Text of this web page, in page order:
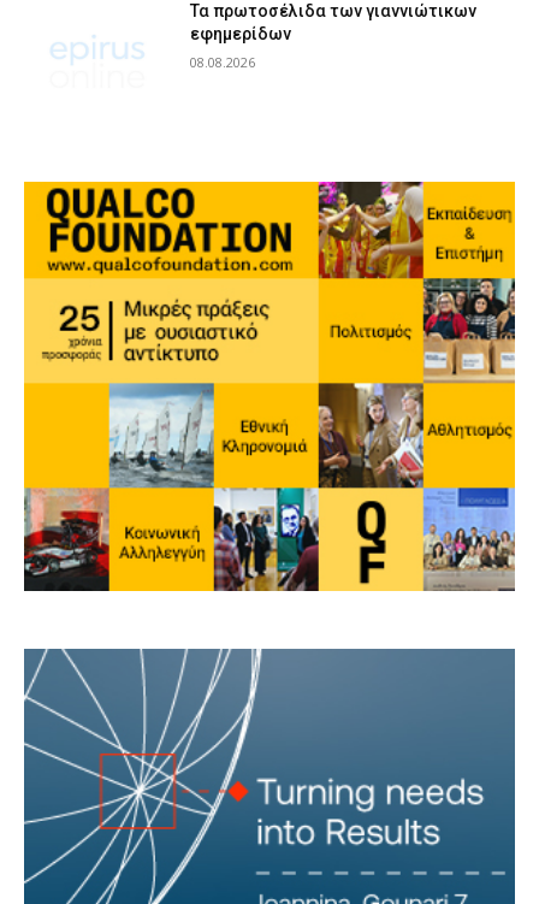
Τα πρωτοσέλιδα των γιαννιώτικων
εφημερίδων
08.08.2026